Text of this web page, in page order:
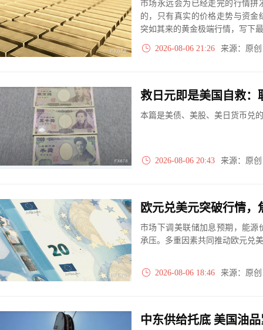
市场永远会为已经走完的行情拼
的，只有真实的价格走势与资
突如其来的黄金极端行情，写下
2026-08-06 21:26 来源：原
救日元即是美国自救：
本篇是美债、美股、美日货币兑
2026-08-06 20:43 来源：原
欧元兑美元突破行情
市场下调美联储加息预期，能源
承压。多重因素共同推动欧元兑
2026-08-06 18:46 来源：原
中东供给托底 美国油